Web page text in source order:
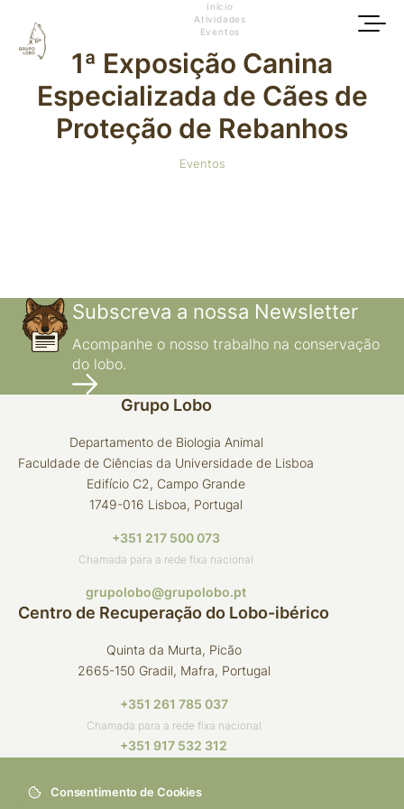
Início
Atividades
Eventos
1ª Exposição Canina
Especializada de Cães de
Proteção de Rebanhos
Eventos
Subscreva a nossa Newsletter
Acompanhe o nosso trabalho na conservação
do lobo.
Grupo Lobo
Departamento de Biologia Animal
Faculdade de Ciências da Universidade de Lisboa
Edifício C2, Campo Grande
1749-016 Lisboa, Portugal
+351 217 500 073
Chamada para a rede fixa nacional
grupolobo@grupolobo.pt
Centro de Recuperação do Lobo-ibérico
Quinta da Murta, Picão
2665-150 Gradil, Mafra, Portugal
+351 261 785 037
Chamada para a rede fixa nacional
+351 917 532 312
crli@grupolobo.pt
Consentimento de Cookies